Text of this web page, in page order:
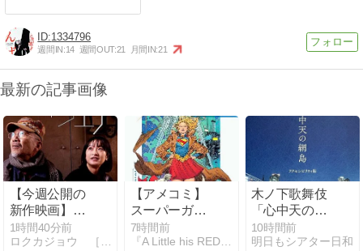
1334796
週間IN:14 週間OUT:21 月間IN:21
最新の記事画像
【今週公開の
新作映画】
『ゴースト・
オブ・ウエ
1時間40分前
【アメコミ】
スーパーガー
ル：ウーマ
ン・オブ・ト
7時間前
『A Little his REDEMPTION.』
木ノ下歌舞伎
「心中天の網
島」＠吉祥寺
シアター
10時間前
明日もシアター日和